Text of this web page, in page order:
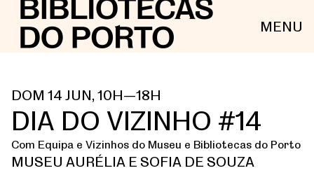
MENU
DOM 14 JUN, 10H—18H
DIA DO VIZINHO #14
Com Equipa e Vizinhos do Museu e Bibliotecas do Porto
MUSEU AURÉLIA E SOFIA DE SOUZA